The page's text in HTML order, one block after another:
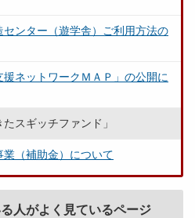
ンター（遊学舎）ご利用方法の
援ネットワークＭＡＰ」の公開に
スギッチファンド」
（補助金）について
人がよく見ているページ